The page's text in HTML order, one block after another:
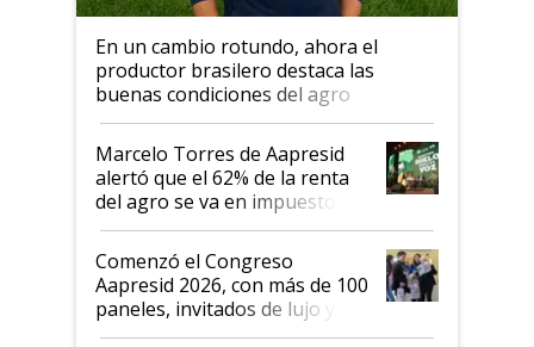
En un cambio rotundo, ahora el
productor brasilero destaca las
buenas condiciones del agro
argentino para invertir: "Los veo
más motivados"
Marcelo Torres de Aapresid
alertó que el 62% de la renta
del agro se va en impuestos:
"No es bueno que en
Argentina se sigan discutiendo
las mismas cosas de hace 50
años"
Comenzó el Congreso
Aapresid 2026, con más de 100
paneles, invitados de lujo y
todas las tendencias